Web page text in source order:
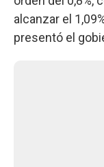
alcanzar el
presentó el